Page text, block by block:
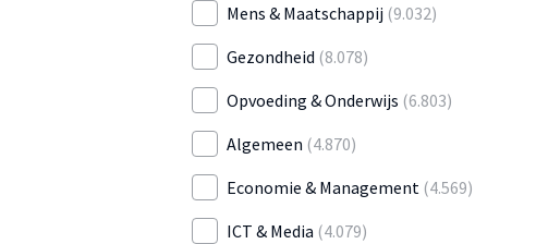
Mens & Maatschappij (9.032)
Gezondheid (8.078)
Opvoeding & Onderwijs (6.803)
Algemeen (4.870)
Economie & Management (4.569)
ICT & Media (4.079)